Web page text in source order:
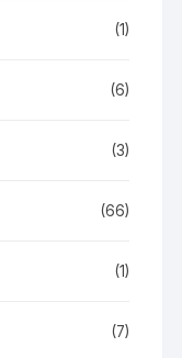
(1)
(6)
(3)
(66)
(1)
(7)